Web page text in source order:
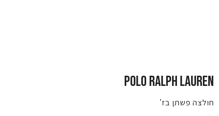
POLO RALPH LAUREN
חולצה פשתן בז'